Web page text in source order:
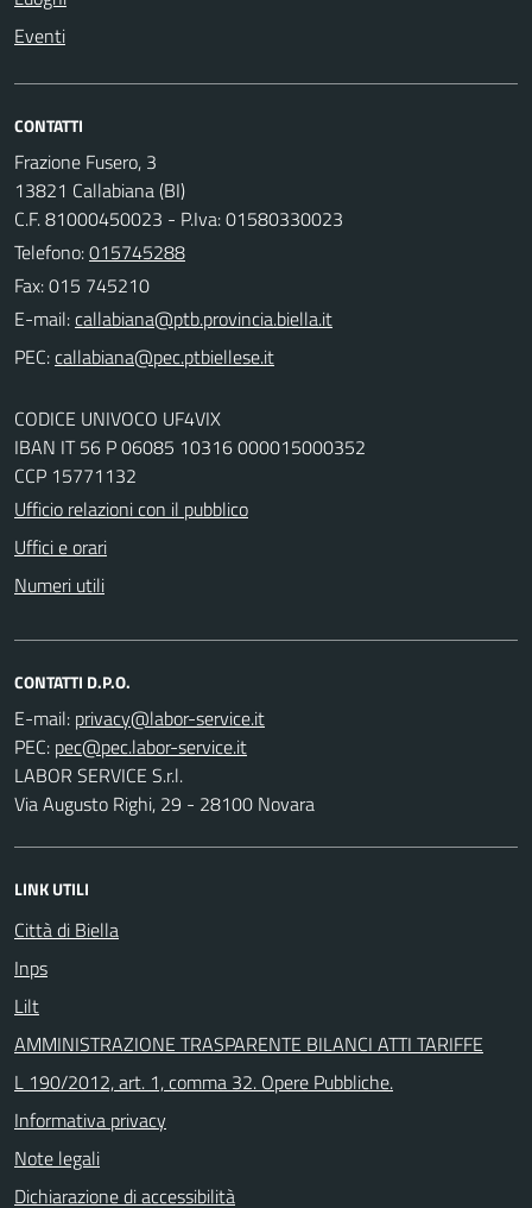
Eventi
CONTATTI
Frazione Fusero, 3
13821 Callabiana (BI)
C.F. 81000450023 - P.Iva: 01580330023
Telefono:015745288
Fax: 015 745210
E-mail:
PEC:
CODICE UNIVOCO UF4VIX
IBAN IT 56 P 06085 10316 000015000352
CCP 15771132
Ufficio relazioni con il pubblico
Uffici e orari
Numeri utili
CONTATTI D.P.O.
E-mail:
PEC:
LABOR SERVICE S.r.l.
Via Augusto Righi, 29 - 28100 Novara
LINK UTILI
Città di Biella
Inps
Lilt
AMMINISTRAZIONE TRASPARENTE BILANCI ATTI TARIFFE
L 190/2012, art. 1, comma 32. Opere Pubbliche.
Informativa privacy
Note legali
Dichiarazione di accessibilità